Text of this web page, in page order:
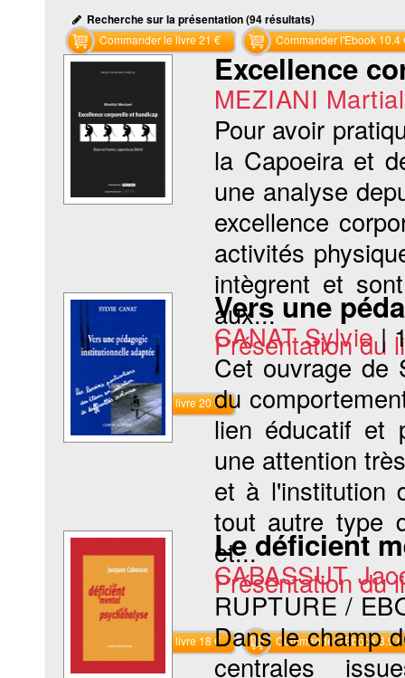
Commander le livre 21 € Commander l'Ebook 10.4
Recherche sur la présentation (94 résultats)
Excellence
MEZIANI Martial
Pour avoir
la Capoeira et
une analyse
excellence
activités
intègrent et
aux...
Présentation du
Commander le livre 20 €
Vers une
CANAT Sylvie |
Cet ouvrage de
du
lien éducatif et
une attention
et à l'institution
tout autre type
et...
Présentation du
Commander le livre 18 € Commander l'Ebook 8.9 €
Le déficient
CABASSUT
RUPTURE /
Dans le champ
centrales